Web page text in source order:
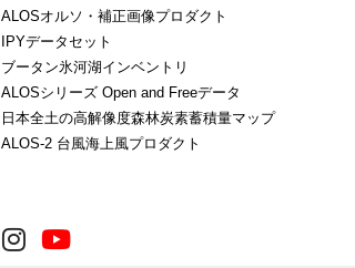
ALOSオルソ・補正画像プロダクト
IPYデータセット
ブータン氷河湖インベントリ
ALOSシリーズ Open and Freeデータ
日本全土の高解像度森林炭素蓄積量マップ
ALOS-2 台風海上風プロダクト